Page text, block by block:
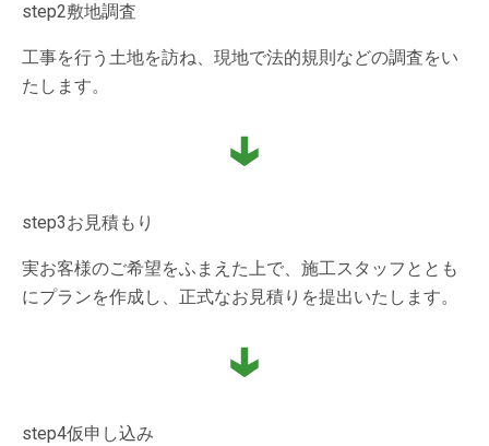
step2敷地調査
工事を行う土地を訪ね、現地で法的規則などの調査をい
たします。
step3お見積もり
実お客様のご希望をふまえた上で、施工スタッフととも
にプランを作成し、正式なお見積りを提出いたします。
step4仮申し込み